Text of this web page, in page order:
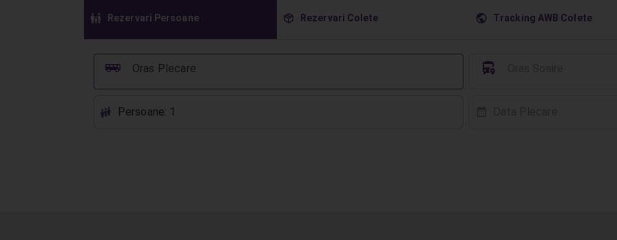
󱠣 Rezervari Persoane 󰏗 Rezervari Colete 󰇧 Tracking AWB Colete
Oras Plecare
󰞠 󱈒
󱕱 Persoane: 1